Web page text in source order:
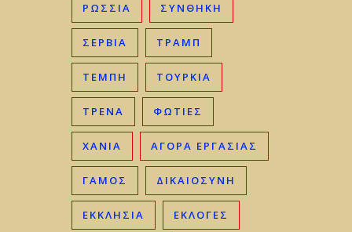
ΡΩΣΣΊΑ ΣΥΝΘΗΚΗ
ΣΕΡΒΊΑ ΤΡΑΜΠ
ΤΈΜΠΗ ΤΟΥΡΚΊΑ
ΤΡΈΝΑ ΦΩΤΙΈΣ
ΧΑΝΙΆ ΑΓΟΡΆ ΕΡΓΑΣΊΑΣ
ΓΑΜΟΣ ΔΙΚΑΙΟΣΎΝΗ
ΕΚΚΛΗΣΊΑ ΕΚΛΟΓΈΣ